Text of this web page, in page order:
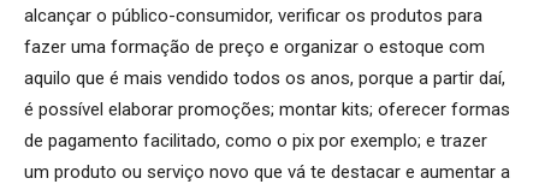
alcançar o público-consumidor, verificar os produtos para
fazer uma formação de preço e organizar o estoque com
aquilo que é mais vendido todos os anos, porque a partir daí,
é possível elaborar promoções; montar kits; oferecer formas
de pagamento facilitado, como o pix por exemplo; e trazer
um produto ou serviço novo que vá te destacar e aumentar a